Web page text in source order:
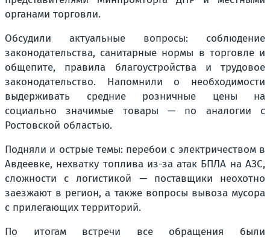
органами торговли.
Обсудили актуальные вопросы: соблюдение
законодательства, санитарные нормы в торговле и
общепите, правила благоустройства и трудовое
законодательство. Напомнили о необходимости
выдерживать средние розничные цены на
социально значимые товары — по аналогии с
Ростовской областью.
Подняли и острые темы: перебои с электричеством в
Авдеевке, нехватку топлива из-за атак БПЛА на АЗС,
сложности с логистикой — поставщики неохотно
заезжают в регион, а также вопросы вывоза мусора
с прилегающих территорий.
По итогам встречи все обращения были